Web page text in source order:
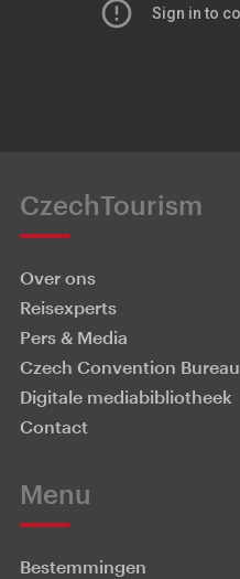
CzechTourism
Over ons
Reisexperts
Pers & Media
Czech Convention Bureau
Digitale mediabibliotheek
Contact
Menu
Bestemmingen